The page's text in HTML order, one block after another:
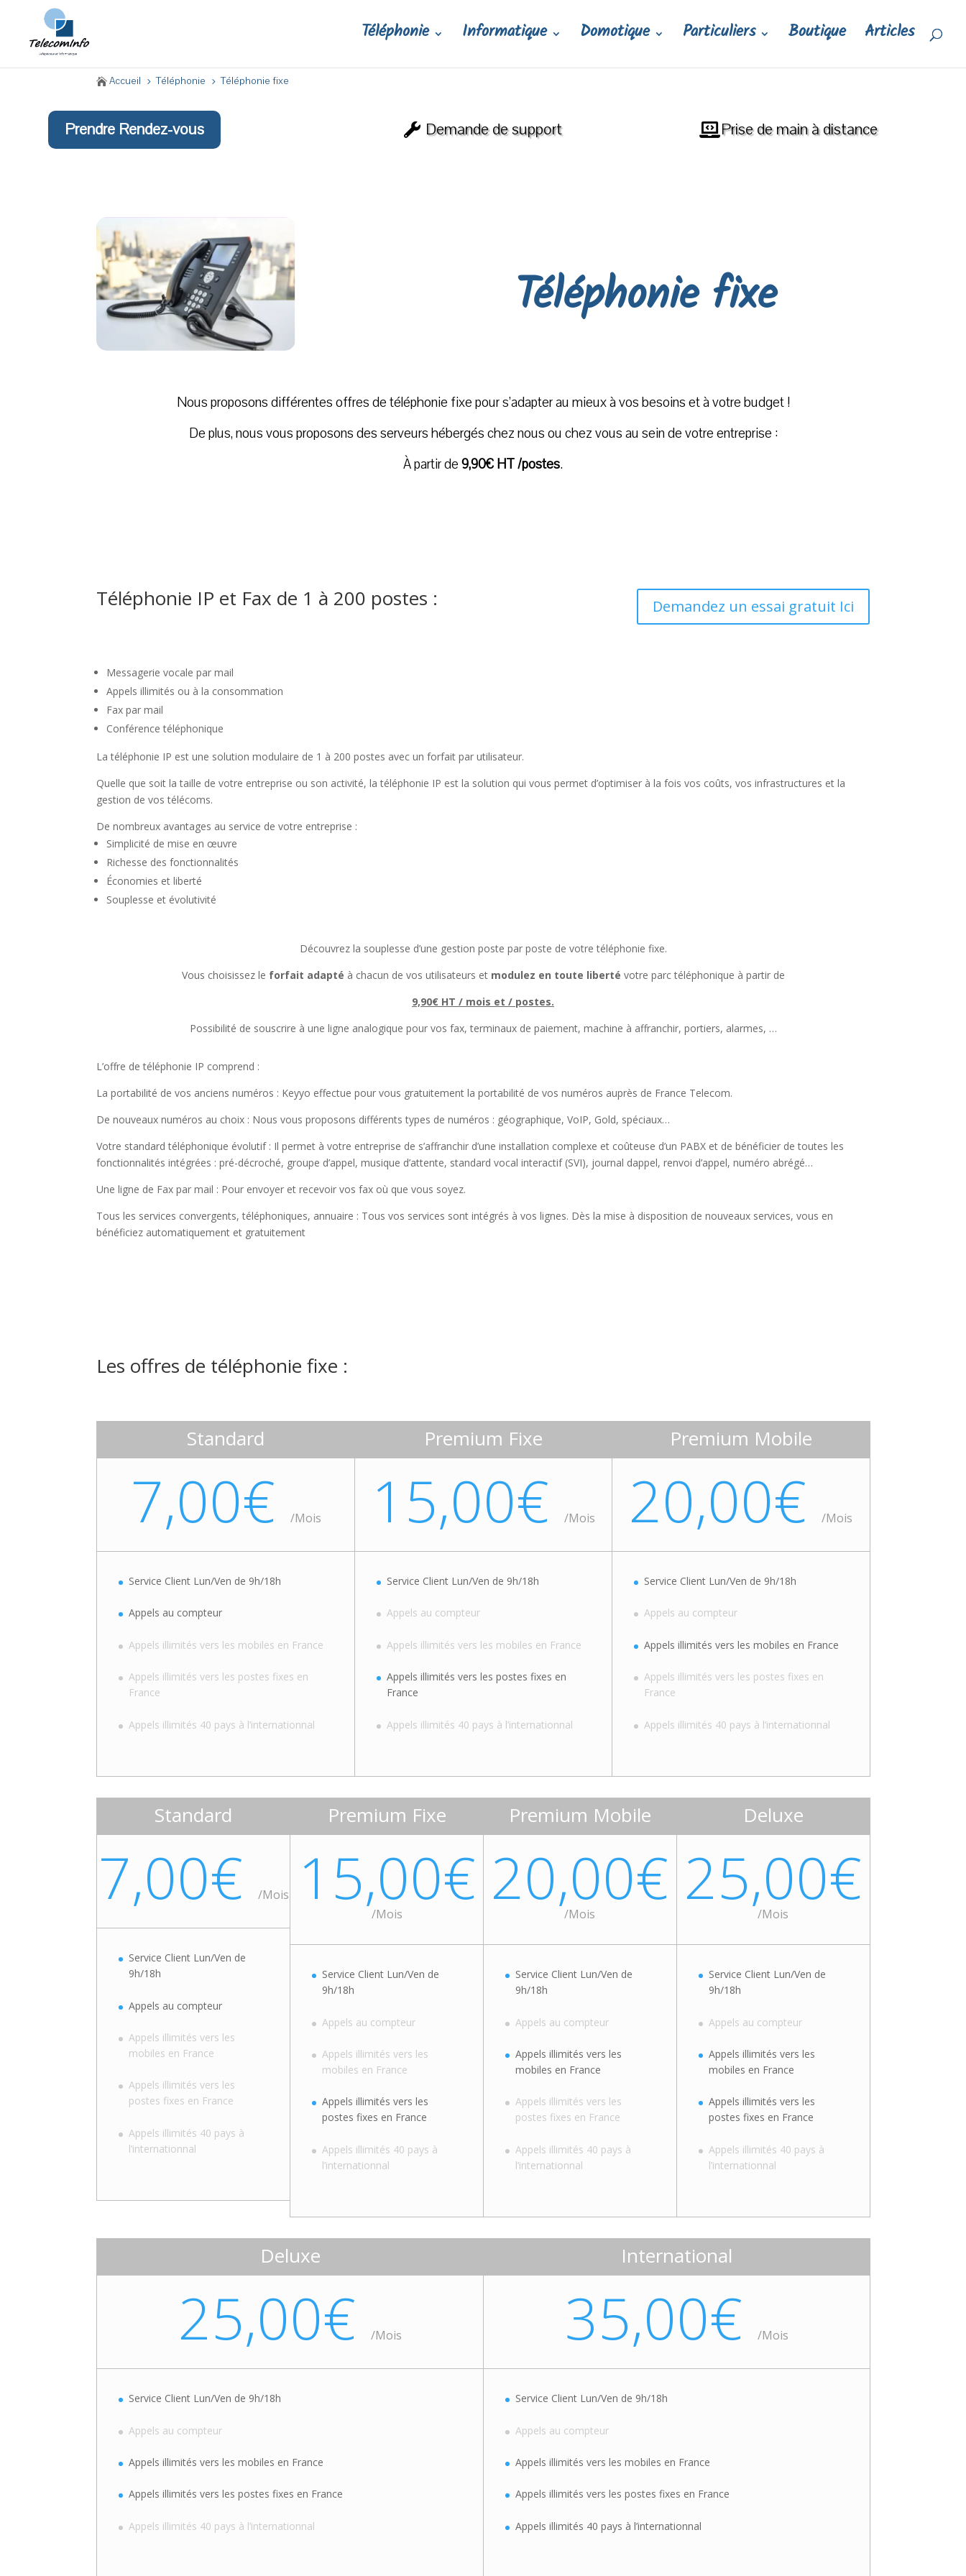
Téléphonie Informatique Domotique Particuliers Boutique Articles
 Accueil 5 Téléphonie 5 Téléphonie fixe
Prendre Rendez-vous Demande de support Prise de main à distance
Téléphonie fixe
Nous proposons différentes offres de téléphonie fixe pour s’adapter au mieux à vos besoins et à votre budget !
De plus, nous vous proposons des serveurs hébergés chez nous ou chez vous au sein de votre entreprise :
À partir de9,90€ HT /postes.
Téléphonie IP et Fax de 1 à 200 postes : Demandez un essai gratuit Ici
Messagerie vocale par mail
Appels illimités ou à la consommation
Fax par mail
Conférence téléphonique
La téléphonie IP est une solution modulaire de 1 à 200 postes avec un forfait par utilisateur.
Quelle que soit la taille de votre entreprise ou son activité, la téléphonie IP est la solution qui vous permet d’optimiser à la fois vos coûts, vos infrastructures et la
gestion de vos télécoms.
De nombreux avantages au service de votre entreprise :
Simplicité de mise en œuvre
Richesse des fonctionnalités
Économies et liberté
Souplesse et évolutivité
Découvrez la souplesse d’une gestion poste par poste de votre téléphonie fixe.
Vous choisissez le forfait adapté à chacun de vos utilisateurs et modulez en toute liberté votre parc téléphonique à partir de
9,90€ HT / mois et / postes.
Possibilité de souscrire à une ligne analogique pour vos fax, terminaux de paiement, machine à affranchir, portiers, alarmes, …
L’offre de téléphonie IP comprend :
La portabilité de vos anciens numéros : Keyyo effectue pour vous gratuitement la portabilité de vos numéros auprès de France Telecom.
De nouveaux numéros au choix : Nous vous proposons différents types de numéros : géographique, VoIP, Gold, spéciaux…
Votre standard téléphonique évolutif : Il permet à votre entreprise de s’affranchir d’une installation complexe et coûteuse d’un PABX et de bénéficier de toutes les
fonctionnalités intégrées : pré-décroché, groupe d’appel, musique d’attente, standard vocal interactif (SVI), journal dappel, renvoi d’appel, numéro abrégé…
Une ligne de Fax par mail : Pour envoyer et recevoir vos fax où que vous soyez.
Tous les services convergents, téléphoniques, annuaire : Tous vos services sont intégrés à vos lignes. Dès la mise à disposition de nouveaux services, vous en
bénéficiez automatiquement et gratuitement
Les offres de téléphonie fixe :
Standard
7,00€ /Mois
Service Client Lun/Ven de 9h/18h
Appels au compteur
Appels illimités vers les mobiles en France
Appels illimités vers les postes fixes en
France
Appels illimités 40 pays à l’internationnal
Premium Fixe
15,00€ /Mois
Service Client Lun/Ven de 9h/18h
Appels au compteur
Appels illimités vers les mobiles en France
Appels illimités vers les postes fixes en
France
Appels illimités 40 pays à l’internationnal
Premium Mobile
20,00€/Mois
Service Client Lun/Ven de 9h/18h
Appels au compteur
Appels illimités vers les mobiles en France
Appels illimités vers les postes fixes en
France
Appels illimités 40 pays à l’internationnal
Standard
7,00€ /Mois
Service Client Lun/Ven de
9h/18h
Appels au compteur
Appels illimités vers les
mobiles en France
Appels illimités vers les
postes fixes en France
Appels illimités 40 pays à
l’internationnal
Premium Fixe
15,00€
/Mois
Service Client Lun/Ven de
9h/18h
Appels au compteur
Appels illimités vers les
mobiles en France
Appels illimités vers les
postes fixes en France
Appels illimités 40 pays à
l’internationnal
Premium Mobile
20,00€
/Mois
Service Client Lun/Ven de
9h/18h
Appels au compteur
Appels illimités vers les
mobiles en France
Appels illimités vers les
postes fixes en France
Appels illimités 40 pays à
l’internationnal
Deluxe
25,00€
/Mois
Service Client Lun/Ven de
9h/18h
Appels au compteur
Appels illimités vers les
mobiles en France
Appels illimités vers les
postes fixes en France
Appels illimités 40 pays à
l’internationnal
Deluxe
25,00€/Mois
Service Client Lun/Ven de 9h/18h
Appels au compteur
Appels illimités vers les mobiles en France
Appels illimités vers les postes fixes en France
Appels illimités 40 pays à l’internationnal
International
35,00€ /Mois
Service Client Lun/Ven de 9h/18h
Appels au compteur
Appels illimités vers les mobiles en France
Appels illimités vers les postes fixes en France
Appels illimités 40 pays à l’internationnal